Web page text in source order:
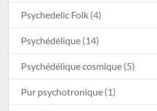
Psychedelic Folk (4)
Psychédélique (14)
Psychédélique cosmique (5)
Pur psychotronique (1)